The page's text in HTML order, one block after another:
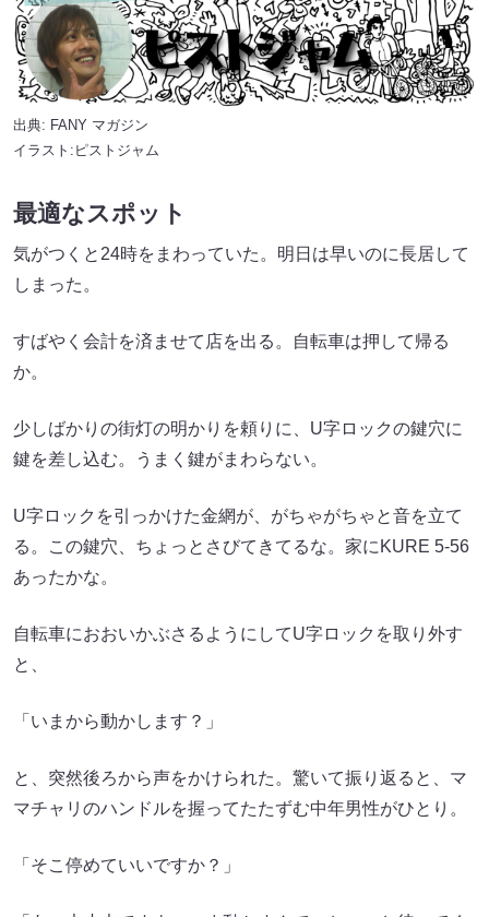
出典: FANY マガジン
イラスト:ピストジャム
最適なスポット
気がつくと24時をまわっていた。明日は早いのに長居して
しまった。
すばやく会計を済ませて店を出る。自転車は押して帰る
か。
少しばかりの街灯の明かりを頼りに、U字ロックの鍵穴に
鍵を差し込む。うまく鍵がまわらない。
U字ロックを引っかけた金網が、がちゃがちゃと音を立て
る。この鍵穴、ちょっとさびてきてるな。家にKURE 5-56
あったかな。
自転車におおいかぶさるようにしてU字ロックを取り外す
と、
「いまから動かします？」
と、突然後ろから声をかけられた。驚いて振り返ると、マ
マチャリのハンドルを握ってたたずむ中年男性がひとり。
「そこ停めていいですか？」